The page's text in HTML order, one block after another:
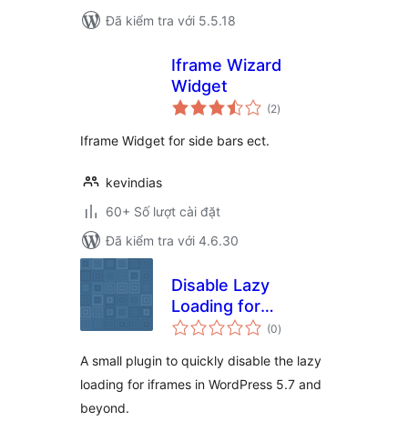
Đã kiểm tra với 5.5.18
Iframe Wizard
Widget
(2tổng
đánh
)
Iframe Widget for side bars ect.
kevindias
60+ Số lượt cài đặt
Đã kiểm tra với 4.6.30
Disable Lazy
Loading for
IFRAMES
(0tổng
đánh
)
A small plugin to quickly disable the lazy
loading for iframes in WordPress 5.7 and
beyond.